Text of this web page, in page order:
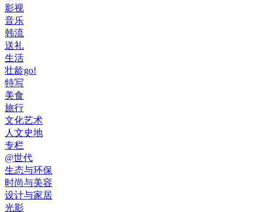
影视
音乐
韩流
送礼
生活
壮龄go!
特写
美食
旅行
文化艺术
人文史地
专栏
@世代
生态与环保
时尚与美容
设计与家居
光影